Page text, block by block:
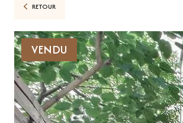
RETOUR
VENDU